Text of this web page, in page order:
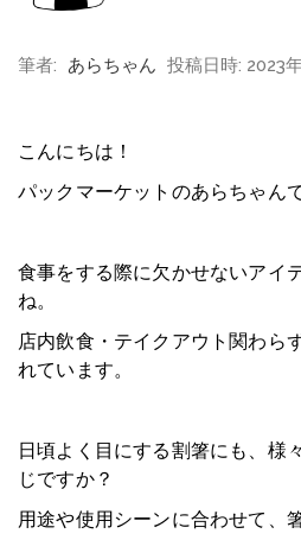
筆者: あらちゃん 投稿日時: 2023
こんにちは！
パックマーケットのあらちゃん
食事をする際に欠かせないアイ
ね。
店内飲食・テイクアウト関わら
れています。
日頃よく目にする割箸にも、様
じですか？
用途や使用シーンに合わせて、